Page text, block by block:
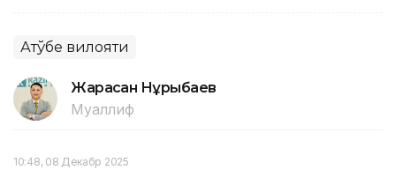
Ақтўбе вилояти
Жарасқан Нұрыбаев
Муаллиф
10:48, 08 Декабр 2025